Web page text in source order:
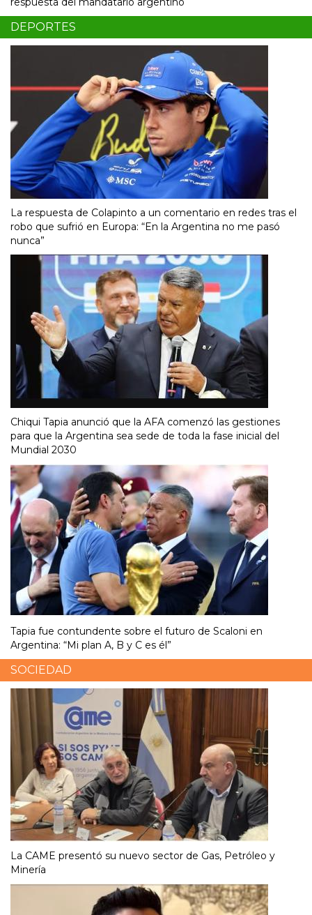
DEPORTES
La respuesta de Colapinto a un comentario en redes tras el
robo que sufrió en Europa: “En la Argentina no me pasó
nunca”
Chiqui Tapia anunció que la AFA comenzó las gestiones
para que la Argentina sea sede de toda la fase inicial del
Mundial 2030
Tapia fue contundente sobre el futuro de Scaloni en
Argentina: “Mi plan A, B y C es él”
SOCIEDAD
La CAME presentó su nuevo sector de Gas, Petróleo y
Minería